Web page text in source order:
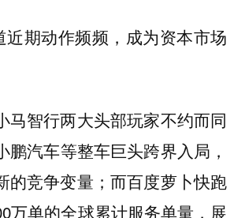
近期动作频频，成为资本市场
马智行两大头部玩家不约而同
鹏汽车等整车巨头跨界入局，
的竞争变量；而百度萝卜快跑
万单的全球累计服务单量，展